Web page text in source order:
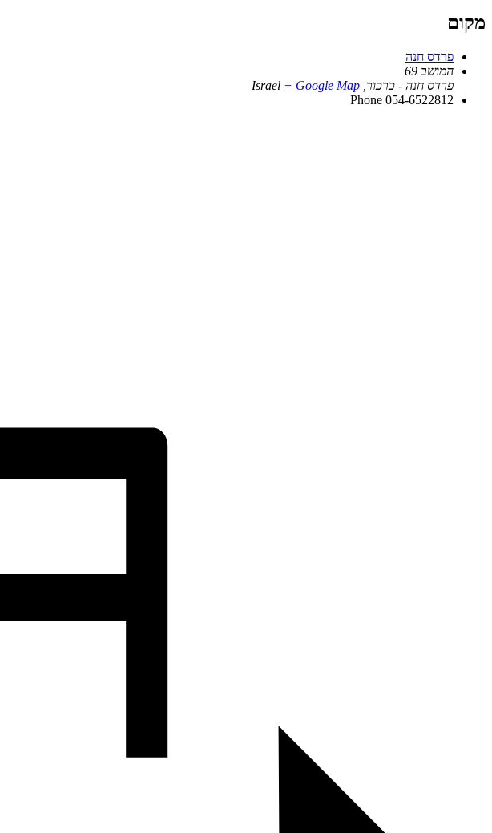
מקום
פרדס חנה
המושב 69
פרדס חנה - כרכור
Israel + Google Map
Phone 054-6522812